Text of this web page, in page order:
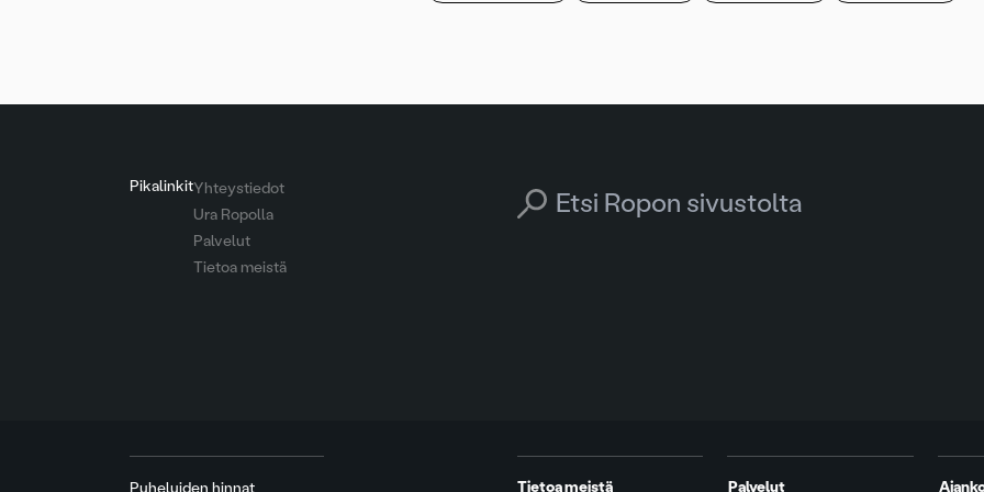
PikalinkitYhteystiedot
Ura Ropolla
Palvelut
Tietoa meistä
Search for:
Puheluiden hinnat Tietoa meistä Palvelut